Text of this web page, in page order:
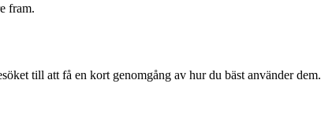
fram.
till att få en kort genomgång av hur du bäst använder dem.